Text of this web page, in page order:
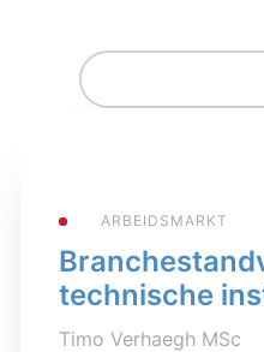
ARBEIDSMARKT
technische
Timo Verhaegh MSc